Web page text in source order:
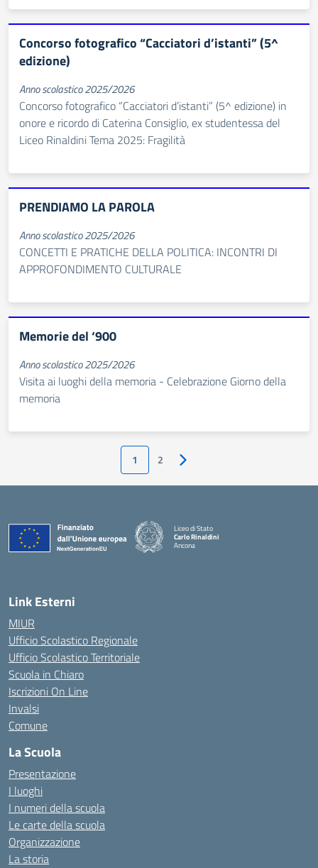
Concorso fotografico “Cacciatori d’istanti” (5^
edizione)
Anno scolastico 2025/2026
Concorso fotografico “Cacciatori d’istanti” (5^ edizione) in
onore e ricordo di Caterina Consiglio, ex studentessa del
Liceo Rinaldini Tema 2025: Fragilità
PRENDIAMO LA PAROLA
Anno scolastico 2025/2026
CONCETTI E PRATICHE DELLA POLITICA: INCONTRI DI
APPROFONDIMENTO CULTURALE
Memorie del ‘900
Anno scolastico 2025/2026
Visita ai luoghi della memoria - Celebrazione Giorno della
memoria
1 2 Pagina successiva
Liceo di Stato
Carlo Rinaldini
Ancona
Link Esterni
MIUR
Ufficio Scolastico Regionale
Ufficio Scolastico Territoriale
Scuola in Chiaro
Iscrizioni On Line
Invalsi
Comune
La Scuola
Presentazione
I luoghi
I numeri della scuola
Le carte della scuola
Organizzazione
La storia